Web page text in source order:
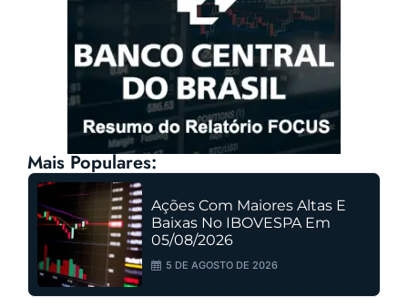
Mais Populares:
Ações Com Maiores Altas E
Baixas No IBOVESPA Em
05/08/2026
5 DE AGOSTO DE 2026